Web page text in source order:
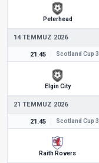
Peterhead
14 TEMMUZ 2026
21.45 Scotland Cup 3
Elgin City
21 TEMMUZ 2026
21.45 Scotland Cup 3
Raith Rovers